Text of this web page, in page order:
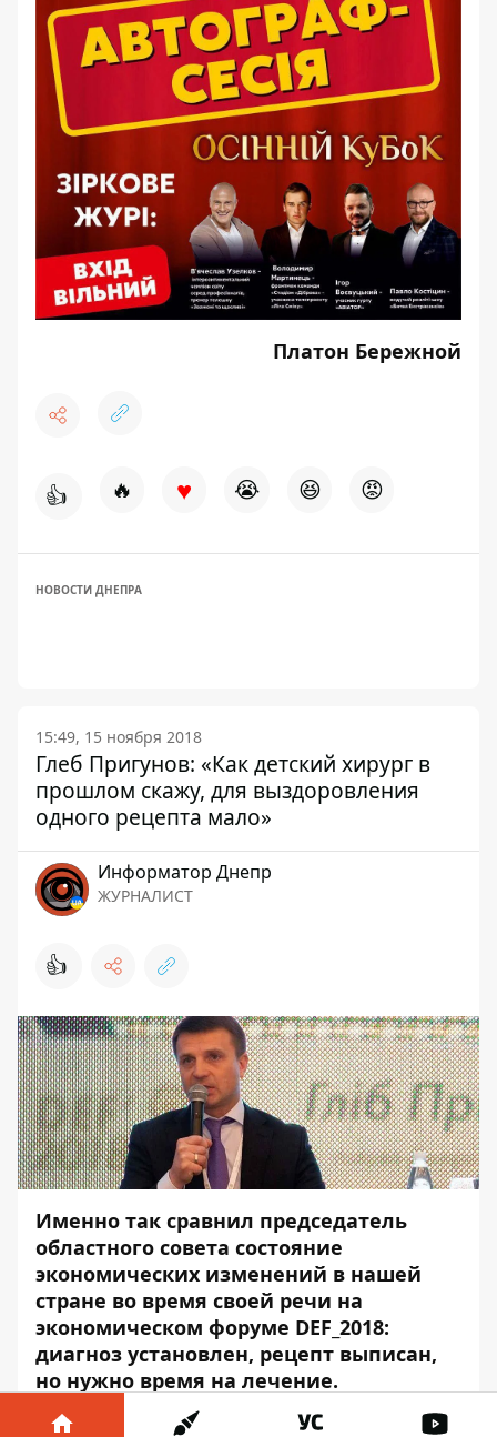
Платон Бережной
👍 🔥 ♥ 😭 😆 😡
НОВОСТИ ДНЕПРА
15:49, 15 ноября 2018
Глеб Пригунов: «Как детский хирург в
прошлом скажу, для выздоровления
одного рецепта мало»
Информатор Днепр
ЖУРНАЛИСТ
👍
Именно так сравнил председатель
областного совета состояние
экономических изменений в нашей
стране во время своей речи на
экономическом форуме DEF_2018:
диагноз установлен, рецепт выписан,
но нужно время на лечение.
В рамках проведения первой панели